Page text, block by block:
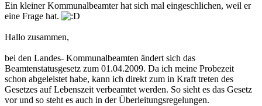
Ein kleiner Kommunalbeamter hat sich mal eingeschlichen, weil er
eine Frage hat.
Hallo zusammen,
bei den Landes- Kommunalbeamten ändert sich das
Beamtenstatusgesetz zum 01.04.2009. Da ich meine Probezeit
schon abgeleistet habe, kann ich direkt zum in Kraft treten des
Gesetzes auf Lebenszeit verbeamtet werden. So sieht es das Gesetz
vor und so steht es auch in der Überleitungsregelungen.